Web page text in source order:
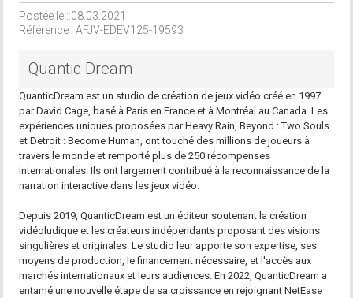
Postée le : 08.03.2021
Référence : AFJV-EDEV125-19593
Quantic Dream
QuanticDream est un studio de création de jeux vidéo créé en 1997
par David Cage, basé à Paris en France et à Montréal au Canada. Les
expériences uniques proposées par Heavy Rain, Beyond : Two Souls
et Detroit : Become Human, ont touché des millions de joueurs à
travers le monde et remporté plus de 250 récompenses
internationales. Ils ont largement contribué à la reconnaissance de la
narration interactive dans les jeux vidéo.
Depuis 2019, QuanticDream est un éditeur soutenant la création
vidéoludique et les créateurs indépendants proposant des visions
singulières et originales. Le studio leur apporte son expertise, ses
moyens de production, le financement nécessaire, et l'accès aux
marchés internationaux et leurs audiences. En 2022, QuanticDream a
entamé une nouvelle étape de sa croissance en rejoignant NetEase